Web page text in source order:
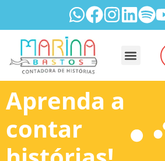
Aprenda a
contar